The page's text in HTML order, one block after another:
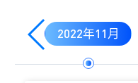
2022年11月